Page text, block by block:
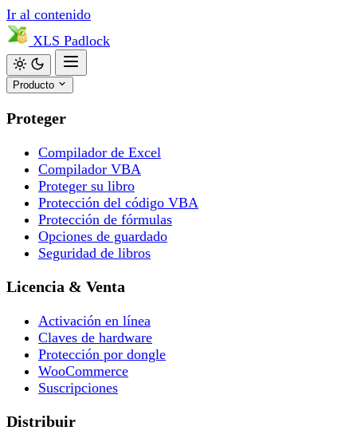
Ir al contenido
XLS Padlock
Producto
Proteger
Compilador de Excel
Compilador VBA
Proteger su libro
Protección del código VBA
Protección de fórmulas
Opciones de guardado
Seguridad de libros
Licencia & Venta
Activación en línea
Claves de hardware
Protección por dongle
WooCommerce
Suscripciones
Distribuir